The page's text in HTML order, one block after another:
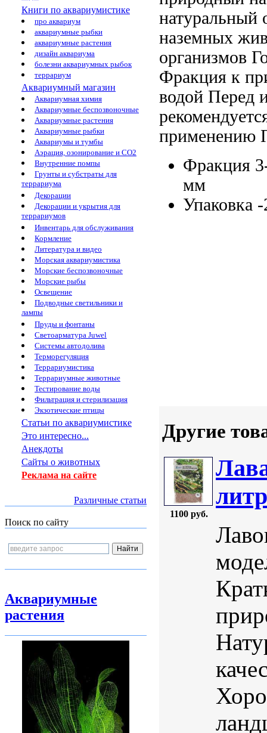
Книги по аквариумистике
про аквариум
аквариумные рыбки
аквариумные растения
дизайн аквариума
болезни аквариумных рыбок
террариум
Аквариумный магазин
Аквариумная химия
Аквариумные беспозвоночные
Аквариумные растения
Аквариумные рыбки
Аквариумы и тумбы
Аэрация, озонирование и CO2
Внутренние помпы
Грунты и субстраты для
террариума
Декорации
Декорации и укрытия для
террариумов
Инвентарь для обслуживания
Кормление
Литература и видео
Морская аквариумистика
Морские беспозвоночные
Морские рыбы
Освещение
Подводные светильники и
лампы
Пруды и фонтаны
Светоарматура Juwel
Системы автодолива
Терморегуляция
Террариумистика
Террариумные животные
Тестирование воды
Фильтрация и стерилизация
Экзотические птицы
Статьи по аквариумистике
Это интересно...
Анекдоты
Сайты о животных
Реклама на сайте
Различные статьи
Поиск по сайту
Аквариумные
растения
натуральный
наземных
организмов
Фракция к
водой Перед
применению
Фракция
мм
Упаковка
Другие
1100 руб.